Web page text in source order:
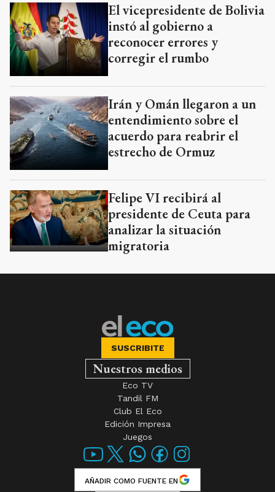
El vicepresidente de Bolivia
instó al gobierno a
reconocer errores y
corregir el rumbo
Irán y Omán llegaron a un
entendimiento sobre el
acuerdo para reabrir el
estrecho de Ormuz
Felipe VI recibirá al
presidente de Ceuta para
analizar la situación
migratoria
SUSCRIBITE
Nuestros medios
Eco TV
Tandil FM
Club El Eco
Edición Impresa
Juegos
AÑADIR COMO FUENTE EN